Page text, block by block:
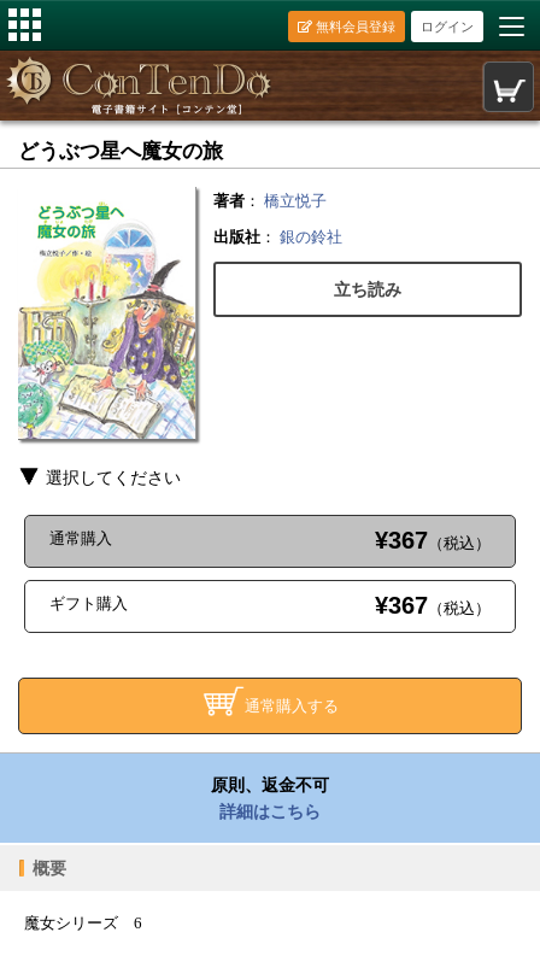
ログイン
無料会員登録
どうぶつ星へ魔女の旅
著者 ： 橋立悦子
出版社 ： 銀の鈴社
立ち読み
選択してください
通常購入 ¥367 （税込）
ギフト購入 ¥367 （税込）
通常購入する
原則、返金不可
詳細はこちら
概要
魔女シリーズ 6